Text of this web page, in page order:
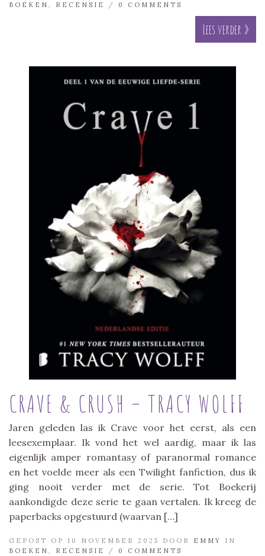
BOEKEN , RECENSIE / 0 COMMENTS
Lees verder »
CRAVE & CRUSH – TRACY WOLFF
Jaren geleden las ik Crave voor het eerst, als een
leesexemplaar. Ik vond het wel aardig, maar ik las
eigenlijk amper romantasy of paranormal romance
en het voelde meer als een Twilight fanfiction, dus ik
ging nooit verder met de serie. Tot Boekerij
aankondigde deze serie te gaan vertalen. Ik kreeg de
paperbacks opgestuurd (waarvan […]
GEPOST OP 10 NOVEMBER 2025 DOOR EMMY
IN
BOEKEN
RECENSIE / 0 COMMENTS